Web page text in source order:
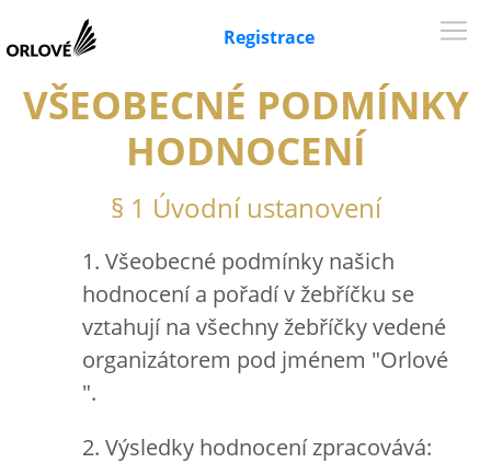
Registrace
VŠEOBECNÉ PODMÍNKY
HODNOCENÍ
§ 1 Úvodní ustanovení
1. Všeobecné podmínky našich
hodnocení a pořadí v žebříčku se
vztahují na všechny žebříčky vedené
organizátorem pod jménem "Orlové
".
2. Výsledky hodnocení zpracovává: